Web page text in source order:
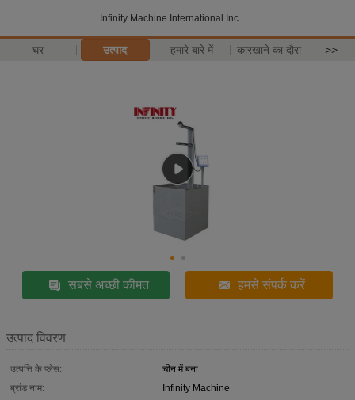
Infinity Machine International Inc.
घर उत्पाद हमारे बारे में कारखाने का दौरा >>
सबसे अच्छी कीमत हमसे संपर्क करें
उत्पाद विवरण
उत्पत्ति के प्लेस:
चीन में बना
ब्रांड नाम:
Infinity Machine